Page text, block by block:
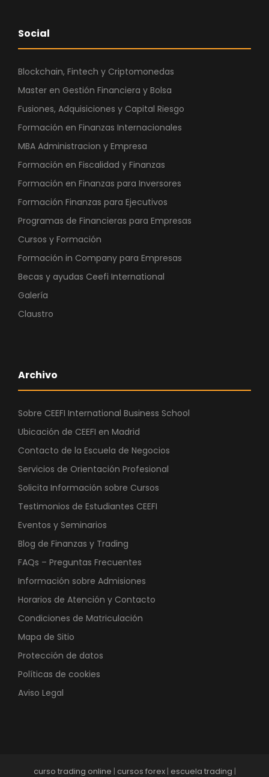
Social
Blockchain, Fintech y Criptomonedas
Master en Gestión Financiera y Bolsa
Fusiones, Adquisiciones y Capital Riesgo
Formación en Finanzas Internacionales
MBA Administracion y Empresa
Formación en Fiscalidad y Finanzas
Formación en Finanzas para Inversores
Formación Finanzas para Ejecutivos
Programas de Financieras para Empresas
Cursos y Formación
Formación in Company para Empresas
Becas y ayudas Ceefi International
Galería
Claustro
Archivo
Sobre CEEFI International Business School
Ubicación de CEEFI en Madrid
Contacto de la Escuela de Negocios
Servicios de Orientación Profesional
Solicita Información sobre Cursos
Testimonios de Estudiantes CEEFI
Eventos y Seminarios
Blog de Finanzas y Trading
FAQs – Preguntas Frecuentes
Información sobre Admisiones
Horarios de Atención y Contacto
Condiciones de Matriculación
Mapa de Sitio
Protección de datos
Políticas de cookies
Aviso Legal
curso trading online | cursos forex| escuela trading |